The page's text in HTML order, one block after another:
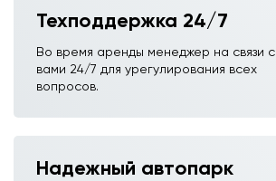
Техподдержка 24/7
Во время аренды менеджер на связи с
вами 24/7 для урегулирования всех
вопросов.
Надежный автопарк